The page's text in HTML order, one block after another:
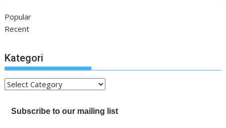
Popular
Recent
Kategori
Kategori
Subscribe to our mailing list